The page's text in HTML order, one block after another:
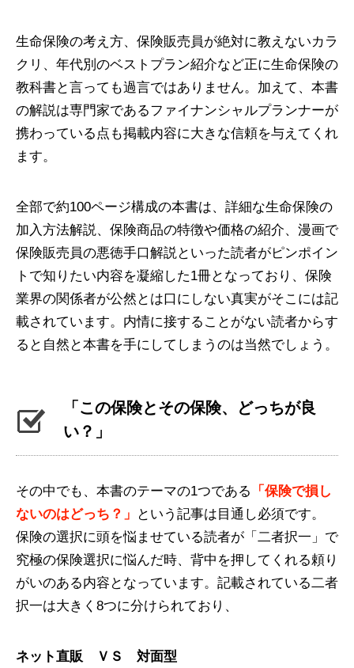
生命保険の考え方、保険販売員が絶対に教えないカラ
クリ、年代別のベストプラン紹介など正に生命保険の
教科書と言っても過言ではありません。加えて、本書
の解説は専門家であるファイナンシャルプランナーが
携わっている点も掲載内容に大きな信頼を与えてくれ
ます。
全部で約100ページ構成の本書は、詳細な生命保険の
加入方法解説、保険商品の特徴や価格の紹介、漫画で
保険販売員の悪徳手口解説といった読者がピンポイン
トで知りたい内容を凝縮した1冊となっており、保険
業界の関係者が公然とは口にしない真実がそこには記
載されています。内情に接することがない読者からす
ると自然と本書を手にしてしまうのは当然でしょう。
「この保険とその保険、どっちが良
い？」
その中でも、本書のテーマの1つである
「保険で損し
ないのはどっち？」
という記事は目通し必須です。
保険の選択に頭を悩ませている読者が「二者択一」で
究極の保険選択に悩んだ時、背中を押してくれる頼り
がいのある内容となっています。記載されている二者
択一は大きく8つに分けられており、
ネット直販 ＶＳ 対面型